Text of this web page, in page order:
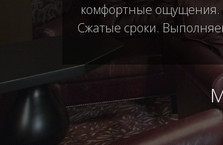
комфортные ощущения.
Сжатые сроки.